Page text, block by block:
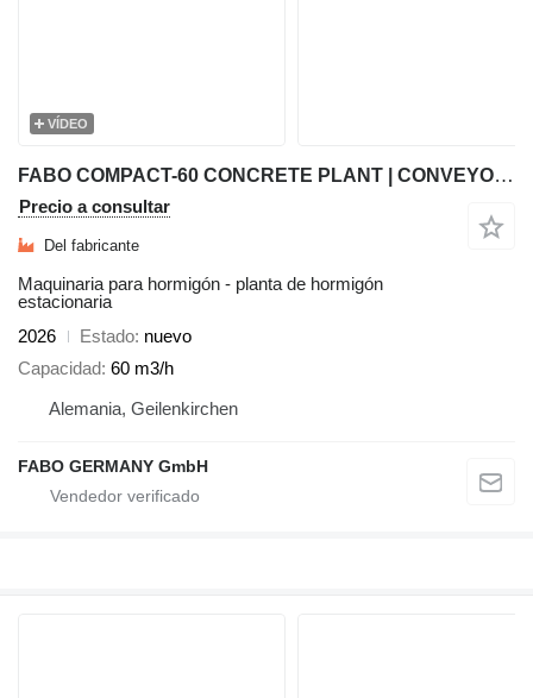
VÍDEO
FABO COMPACT-60 CONCRETE PLANT | CONVEYOR TYPE AVAILABLE IN STOCK
Precio a consultar
Del fabricante
Maquinaria para hormigón - planta de hormigón
estacionaria
2026
Estado nuevo
Capacidad 60 m3/h
Alemania, Geilenkirchen
FABO GERMANY GmbH